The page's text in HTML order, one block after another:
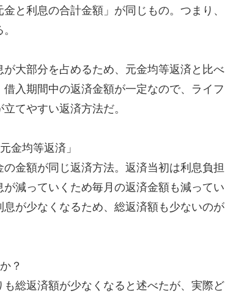
と利息の合計金額」が同じもの。つまり、
大部分を占めるため、元金均等返済と比べ
入期間中の返済金額が一定なので、ライフ
てやすい返済方法だ。
金均等返済」
金額が同じ返済方法。返済当初は利息負担
減っていくため毎月の返済金額も減ってい
が少なくなるため、総返済額も少ないのが
？
総返済額が少なくなると述べたが、実際ど